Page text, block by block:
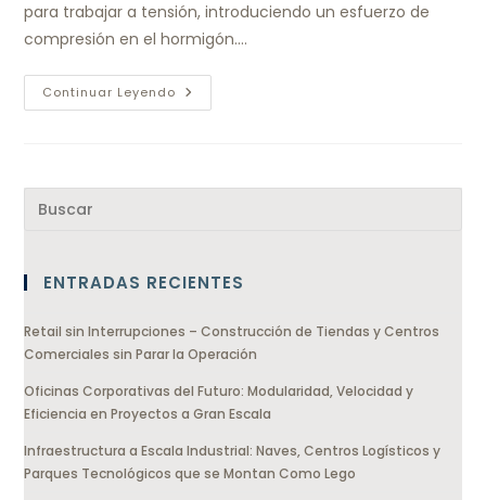
para trabajar a tensión, introduciendo un esfuerzo de
compresión en el hormigón.…
Continuar Leyendo
ENTRADAS RECIENTES
Retail sin Interrupciones – Construcción de Tiendas y Centros
Comerciales sin Parar la Operación
Oficinas Corporativas del Futuro: Modularidad, Velocidad y
Eficiencia en Proyectos a Gran Escala
Infraestructura a Escala Industrial: Naves, Centros Logísticos y
Parques Tecnológicos que se Montan Como Lego